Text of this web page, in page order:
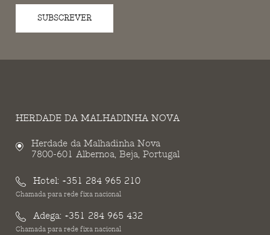
SUBSCREVER
HERDADE DA MALHADINHA NOVA
Herdade da Malhadinha Nova
7800-601 Albernoa, Beja, Portugal
Hotel: +351 284 965 210
Chamada para rede fixa nacional
Adega: +351 284 965 432
Chamada para rede fixa nacional